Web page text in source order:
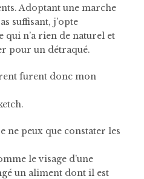
Adoptant une marche
suffisant, j’opte
qui n’a rien de naturel et
pour un détraqué.
furent donc mon
ne peux que constater les
le visage d’une
un aliment dont il est